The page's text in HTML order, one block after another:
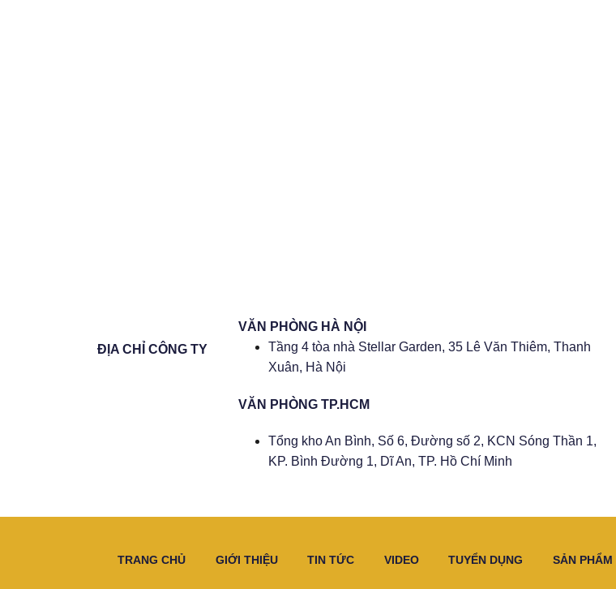
ĐỊA CHỈ CÔNG TY
VĂN PHÒNG HÀ NỘI
Tầng 4 tòa nhà Stellar Garden, 35 Lê Văn Thiêm, Thanh
Xuân, Hà Nội
VĂN PHÒNG TP.HCM
Tổng kho An Bình, Số 6, Đường số 2, KCN Sóng Thần 1,
KP. Bình Đường 1, Dĩ An, TP. Hồ Chí Minh
TRANG CHỦ GIỚI THIỆU TIN TỨC VIDEO TUYỂN DỤNG SẢN PHẨM